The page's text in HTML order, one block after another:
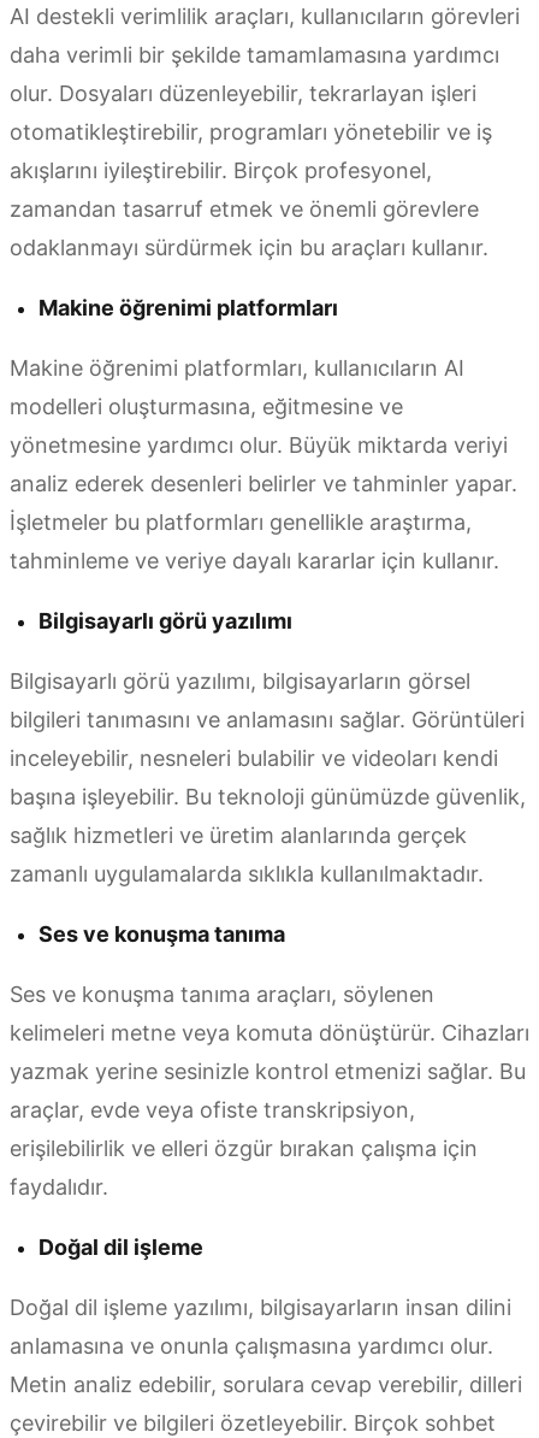
AI destekli verimlilik araçları, kullanıcıların görevleri
daha verimli bir şekilde tamamlamasına yardımcı
olur. Dosyaları düzenleyebilir, tekrarlayan işleri
otomatikleştirebilir, programları yönetebilir ve iş
akışlarını iyileştirebilir. Birçok profesyonel,
zamandan tasarruf etmek ve önemli görevlere
odaklanmayı sürdürmek için bu araçları kullanır.
Makine öğrenimi platformları
Makine öğrenimi platformları, kullanıcıların AI
modelleri oluşturmasına, eğitmesine ve
yönetmesine yardımcı olur. Büyük miktarda veriyi
analiz ederek desenleri belirler ve tahminler yapar.
İşletmeler bu platformları genellikle araştırma,
tahminleme ve veriye dayalı kararlar için kullanır.
Bilgisayarlı görü yazılımı
Bilgisayarlı görü yazılımı, bilgisayarların görsel
bilgileri tanımasını ve anlamasını sağlar. Görüntüleri
inceleyebilir, nesneleri bulabilir ve videoları kendi
başına işleyebilir. Bu teknoloji günümüzde güvenlik,
sağlık hizmetleri ve üretim alanlarında gerçek
zamanlı uygulamalarda sıklıkla kullanılmaktadır.
Ses ve konuşma tanıma
Ses ve konuşma tanıma araçları, söylenen
kelimeleri metne veya komuta dönüştürür. Cihazları
yazmak yerine sesinizle kontrol etmenizi sağlar. Bu
araçlar, evde veya ofiste transkripsiyon,
erişilebilirlik ve elleri özgür bırakan çalışma için
faydalıdır.
Doğal dil işleme
Doğal dil işleme yazılımı, bilgisayarların insan dilini
anlamasına ve onunla çalışmasına yardımcı olur.
Metin analiz edebilir, sorulara cevap verebilir, dilleri
çevirebilir ve bilgileri özetleyebilir. Birçok sohbet